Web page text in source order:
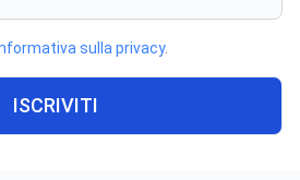
sulla privacy.
ISCRIVITI